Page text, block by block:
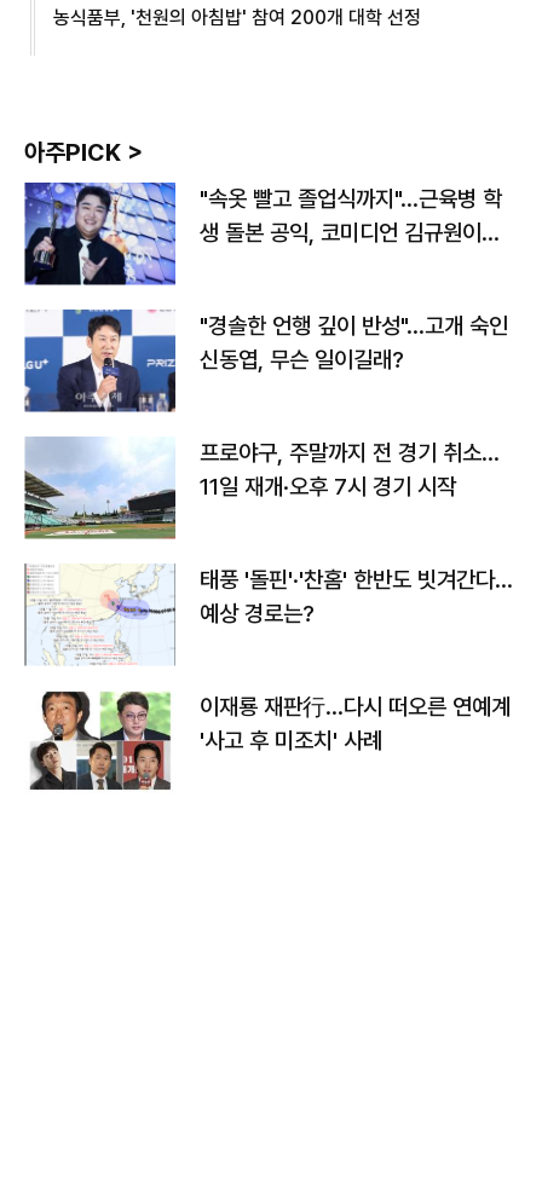
농식품부, '천원의 아침밥' 참여 200개 대학 선정
아주PICK >
"속옷 빨고 졸업식까지"…근육병 학
생 돌본 공익, 코미디언 김규원이었
"경솔한 언행 깊이 반성"…고개 숙인
신동엽, 무슨 일이길래?
프로야구, 주말까지 전 경기 취소…
11일 재개·오후 7시 경기 시작
태풍 '돌핀'·'찬홈' 한반도 빗겨간다…
예상 경로는?
이재룡 재판行…다시 떠오른 연예계
'사고 후 미조치' 사례